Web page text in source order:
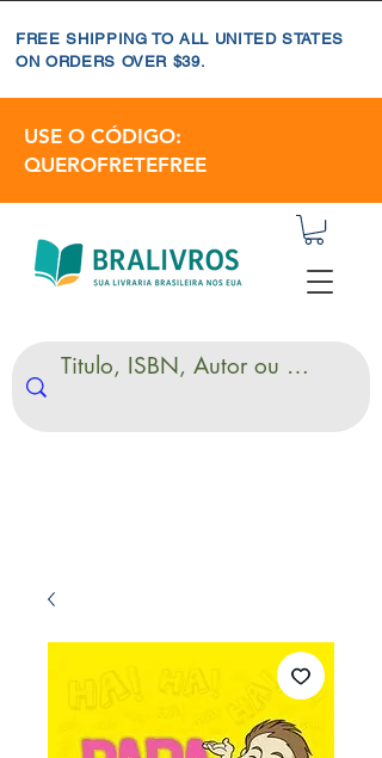
FREE SHIPPING TO ALL UNITED STATES
ON ORDERS OVER $39.
USE O CÓDIGO:
QUEROFRETEFREE